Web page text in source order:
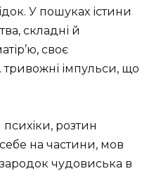
У пошуках істини
складні й
своє
імпульси, що
розтин
на частини, мов
чудовиська в